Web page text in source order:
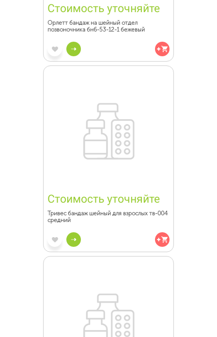
Стоимость уточняйте
Орлетт бандаж на шейный отдел
позвоночника бн6-53-12-1 бежевый
Стоимость уточняйте
Тривес бандаж шейный для взрослых тв-004
средний